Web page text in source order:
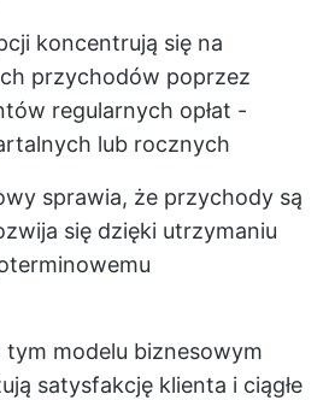
koncentrują się na
przychodów poprzez
regularnych opłat -
lub rocznych
sprawia, że przychody są
się dzięki utrzymaniu
tym modelu biznesowym
satysfakcję klienta i ciągłe